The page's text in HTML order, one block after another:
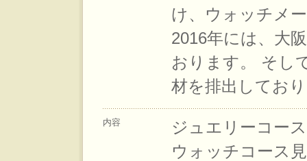
け、ウォッチメ
2016年には、大
おります。 そし
材を排出してお
内容
ジュエリーコー
ウォッチコース